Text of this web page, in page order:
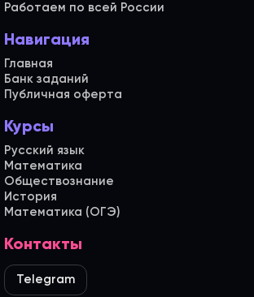
Работаем по всей России
Навигация
Главная
Банк заданий
Публичная оферта
Курсы
Русский язык
Математика
Обществознание
История
Математика (ОГЭ)
Контакты
Telegram